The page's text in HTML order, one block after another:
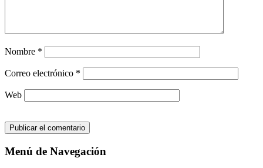
Nombre *
Correo electrónico *
Web
Menú de Navegación